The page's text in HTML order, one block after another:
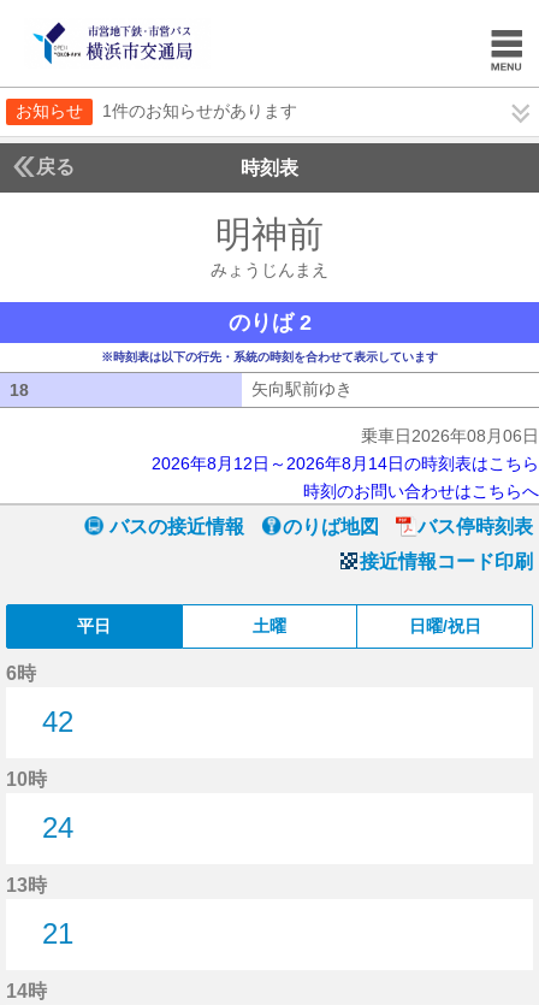
お知らせ 1件のお知らせがあります
戻る 時刻表
明神前
みょうじんまえ
のりば 2
※時刻表は以下の行先・系統の時刻を合わせて表示しています
18 矢向駅前ゆき
乗車日2026年08月06日
2026年8月12日～2026年8月14日の時刻表はこちら
時刻のお問い合わせはこちらへ
バスの接近情報 のりば地図
バス停時刻表
接近情報コード印刷
平日 土曜 日曜/祝日
6時
42
10時
24
13時
21
14時